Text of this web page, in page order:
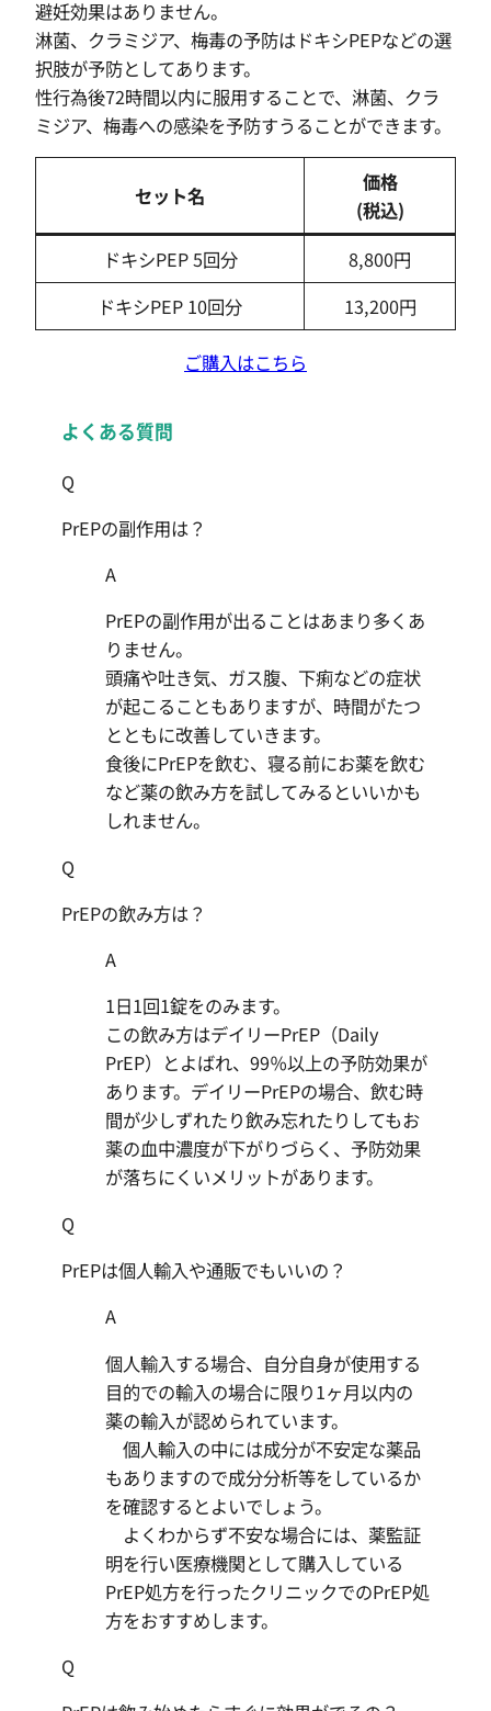
避妊効果はありません。
淋菌、クラミジア、梅毒の予防はドキシPEPなどの選
択肢が予防としてあります。
性行為後72時間以内に服用することで、淋菌、クラ
ミジア、梅毒への感染を予防すうることができます。
セット名
価格
(税込)
ドキシPEP 5回分
8,800円
ドキシPEP 10回分
13,200円
ご購入はこちら
よくある質問
Q
PrEPの副作用は？
A
PrEPの副作用が出ることはあまり多くあ
りません。
頭痛や吐き気、ガス腹、下痢などの症状
が起こることもありますが、時間がたつ
とともに改善していきます。
食後にPrEPを飲む、寝る前にお薬を飲む
など薬の飲み方を試してみるといいかも
しれません。
Q
PrEPの飲み方は？
A
1日1回1錠をのみます。
この飲み方はデイリーPrEP（Daily
PrEP）とよばれ、99％以上の予防効果が
あります。デイリーPrEPの場合、飲む時
間が少しずれたり飲み忘れたりしてもお
薬の血中濃度が下がりづらく、予防効果
が落ちにくいメリットがあります。
Q
PrEPは個人輸入や通販でもいいの？
A
個人輸入する場合、自分自身が使用する
目的での輸入の場合に限り1ヶ月以内の
薬の輸入が認められています。
個人輸入の中には成分が不安定な薬品
もありますので成分分析等をしているか
を確認するとよいでしょう。
よくわからず不安な場合には、薬監証
明を行い医療機関として購入している
PrEP処方を行ったクリニックでのPrEP処
方をおすすめします。
Q